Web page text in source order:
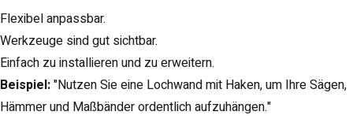
Flexibel anpassbar.
Werkzeuge sind gut sichtbar.
Einfach zu installieren und zu erweitern.
Beispiel:"Nutzen Sie eine Lochwand mit Haken, um Ihre Sägen,
Hämmer und Maßbänder ordentlich aufzuhängen."